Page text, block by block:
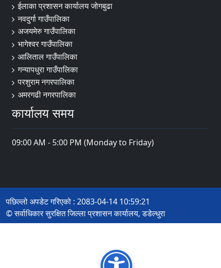
ईलाका प्रशासन कार्यालय जोगबुढा
नवदुर्गा गाउँपालिका
अजयमेरु गाउँपालिका
भागेश्वर गाउँपालिका
आलिताल गाउँपालिका
गन्यापधुरा गाउँपालिका
परशुराम नगरपालिका
अमरगढी नगरपालिका
कार्यालय समय
09:00 AM - 5:00 PM (Monday to Friday)
पछिल्लो अपडेट गरिएको : 2083-04-14 10:59:21
© सर्वाधिकार सुरक्षित जिल्ला प्रशासन कार्यालय, डडेल्धुरा